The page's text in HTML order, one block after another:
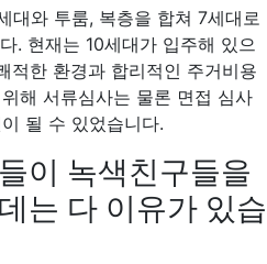
대와 투룸, 복층을 합쳐 7세대로
. 현재는 10세대가 입주해 있으
적한 환경과 합리적인 주거비용
해 서류심사는 물론 면접 심사
될 수 있었습니다.
이 녹색친구들을
는 다 이유가 있습